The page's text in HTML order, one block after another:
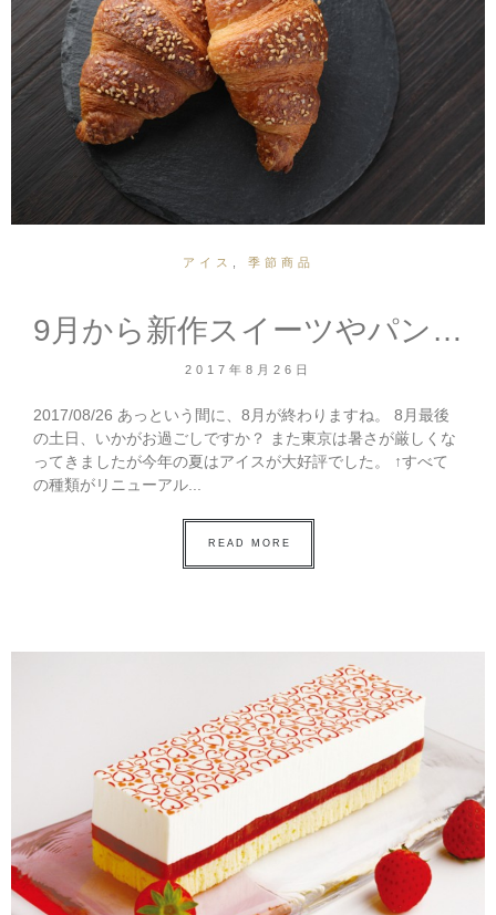
アイス 季節商品
9月から新作スイーツやパン（なんと初の糖質制限パン）登場！
2017年8月26日
2017/08/26 あっという間に、8月が終わりますね。 8月最後
の土日、いかがお過ごしですか？ また東京は暑さが厳しくな
ってきましたが今年の夏はアイスが大好評でした。 ↑すべて
の種類がリニューアル...
READ MORE